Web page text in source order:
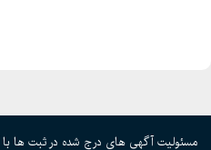
مسئولیت آگهی های درج شده در ثبت ها